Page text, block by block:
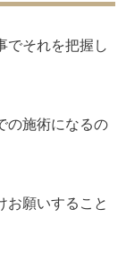
でそれを把握し
の施術になるの
お願いすること